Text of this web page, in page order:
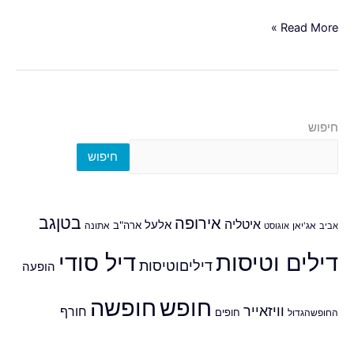
Read More »
חיפוש
חיפוש
אביב אג'יאן אוגוסט איטליה אירופה אלעל ארה"ב אתונה בטןגב
דילים וטיסותדיליםוטיסותדיל סודי הופעה
החופשהגדול וויזאייר חופים חופשחופשה חורף